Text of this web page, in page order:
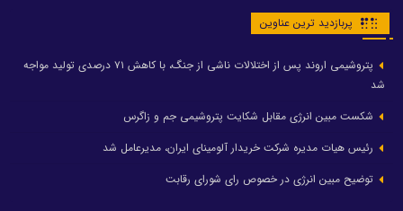
پربازدید ترین عناوین
پتروشیمی اروند پس از اختلالات ناشی از جنگ، با کاهش ۷۱ درصدی تولید مواجه
شد
شکست مبین انرژی مقابل شکایت پتروشیمی جم و زاگرس
رئیس هیات مدیره شرکت خریدار آلومینای ایران، مدیرعامل شد
توضیح مبین انرژی در خصوص رای شورای رقابت